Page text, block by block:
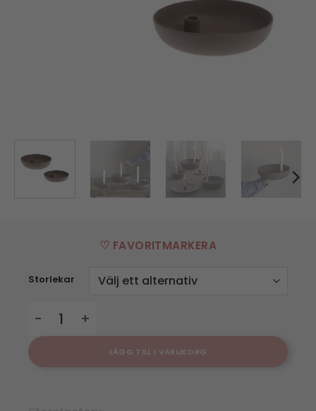
♡ FAVORITMARKERA
Storlekar
LÄGG TILL I VARUKORG